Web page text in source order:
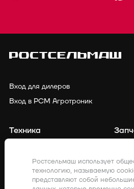
Вход для дилеров
Вход в РСМ Агротроник
Техника
Точное земледелие
Ростсельмаш использует
технологию, называемую
представляют собой